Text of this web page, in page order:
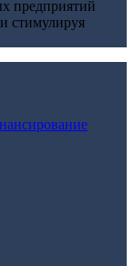
предприятий
стимулируя